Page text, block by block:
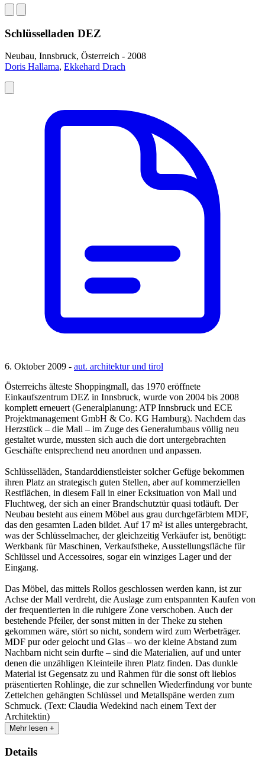
Schlüsselladen DEZ
Neubau, Innsbruck, Österreich - 2008
Doris Hallama, Ekkehard Drach
6. Oktober 2009 - aut. architektur und tirol
Österreichs älteste Shoppingmall, das 1970 eröffnete
Einkaufszentrum DEZ in Innsbruck, wurde von 2004 bis 2008
komplett erneuert (Generalplanung: ATP Innsbruck und ECE
Projektmanagement GmbH & Co. KG Hamburg). Nachdem das
Herzstück – die Mall – im Zuge des Generalumbaus völlig neu
gestaltet wurde, mussten sich auch die dort untergebrachten
Geschäfte entsprechend neu anordnen und anpassen.
Schlüsselläden, Standarddienstleister solcher Gefüge bekommen
ihren Platz an strategisch guten Stellen, aber auf kommerziellen
Restflächen, in diesem Fall in einer Ecksituation von Mall und
Fluchtweg, der sich an einer Brandschutztür quasi totläuft. Der
Neubau besteht aus einem Möbel aus grau durchgefärbtem MDF,
das den gesamten Laden bildet. Auf 17 m² ist alles untergebracht,
was der Schlüsselmacher, der gleichzeitig Verkäufer ist, benötigt:
Werkbank für Maschinen, Verkaufstheke, Ausstellungsfläche für
Schlüssel und Accessoires, sogar ein winziges Lager und der
Eingang.
Das Möbel, das mittels Rollos geschlossen werden kann, ist zur
Achse der Mall verdreht, die Auslage zum entspannten Kaufen von
der frequentierten in die ruhigere Zone verschoben. Auch der
bestehende Pfeiler, der sonst mitten in der Theke zu stehen
gekommen wäre, stört so nicht, sondern wird zum Werbeträger.
MDF pur oder gelocht und Glas – wo der kleine Abstand zum
Nachbarn nicht sein durfte – sind die Materialien, auf und unter
denen die unzähligen Kleinteile ihren Platz finden. Das dunkle
Material ist Gegensatz zu und Rahmen für die sonst oft lieblos
präsentierten Rohlinge, die zur schnellen Wiederfindung vor bunte
Zettelchen gehängten Schlüssel und Metallspäne werden zum
Schmuck. (Text: Claudia Wedekind nach einem Text der
Architektin)
Mehr lesen +
Details